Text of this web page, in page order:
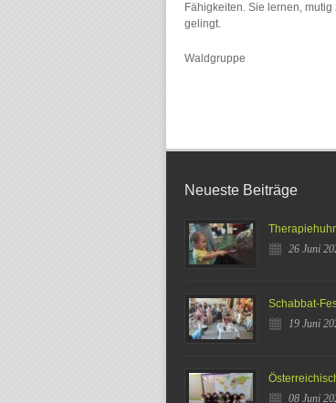
Fähigkeiten. Sie lernen,
gelingt.
Waldgruppe
Neueste Beiträge
26 Juni
Schabbat-
19 Juni
08 Juni